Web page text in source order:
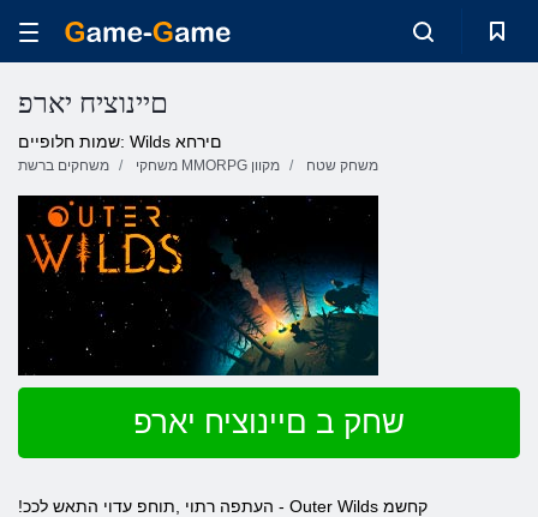
םיינוציח יארפ
שמות חלופיים: Wilds םירחא
משחקים ברשת משחקי MMORPG מקוון משחק שטח
שחק ב םיינוציח יארפ
!העתפה רתוי ,תוחפ עדוי התאש לככ - Outer Wilds קחשמ